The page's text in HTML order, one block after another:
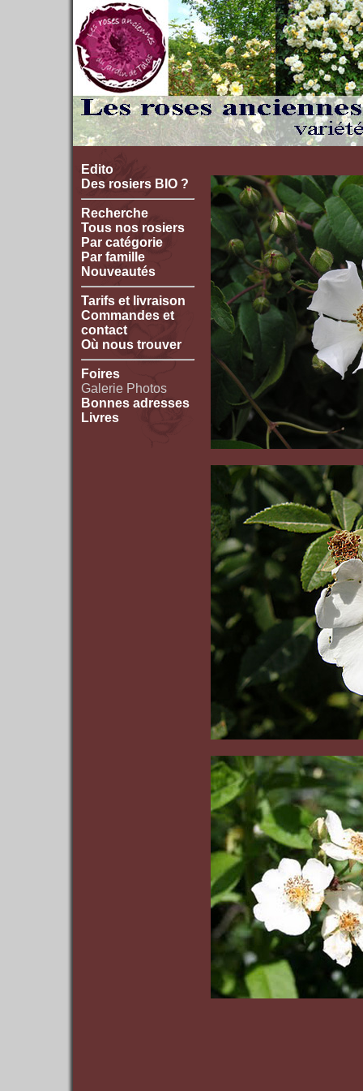
Edito
Des rosiers BIO ?
Recherche
Tous nos rosiers
Par catégorie
Par famille
Nouveautés
Tarifs et livraison
Commandes et
contact
Où nous trouver
Foires
Galerie Photos
Bonnes adresses
Livres